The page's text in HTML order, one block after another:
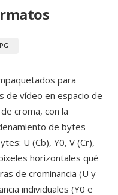
para
de vídeo en espacio de
croma, con la
de bytes
U (Cb), Y0, V (Cr),
horizontales qué
de crominancia (U y
individuales (Y0 e